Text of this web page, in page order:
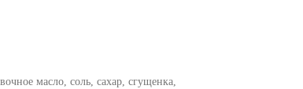
масло, соль, сахар, сгущенка,